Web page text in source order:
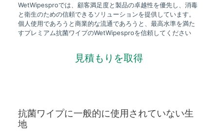
WetWipesproでは、顧客満足度と製品の卓越性を優先し、消毒
と衛生のための信頼できるソリューションを提供しています。
個人使用であろうと商業的な流通であろうと、最高水準を満た
すプレミアム抗菌ワイプのWetWipesproを信頼してください
見積もりを取得
抗菌ワイプに一般的に使用されていない生
地